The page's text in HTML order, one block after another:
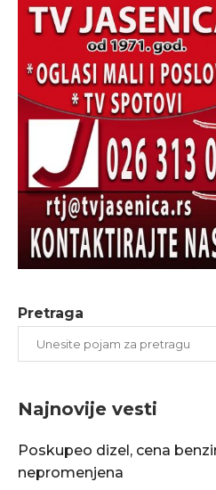
Pretraga
Najnovije vesti
Poskupeo dizel, cena
nepromenjena